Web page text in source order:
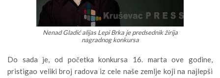
Nenad Gladić alijas Lepi Brka je predsednik žirija
nagradnog konkursa
Do sada je, od početka konkursa 16. marta ove godine,
pristigao veliki broj radova iz cele naše zemlje koji na najlepši